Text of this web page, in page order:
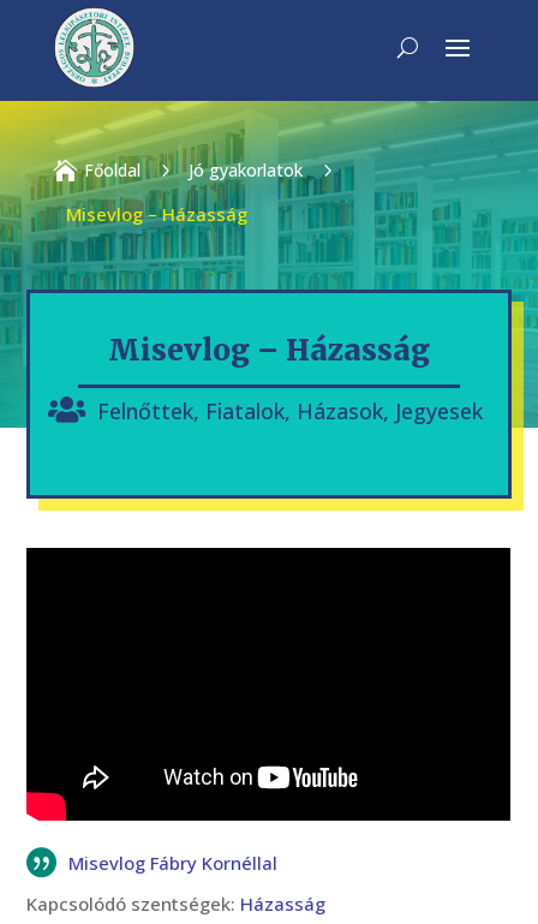
 Főoldal 5 Jó gyakorlatok 5
Misevlog – Házasság
Misevlog – Házasság
Felnőttek, Fiatalok, Házasok, Jegyesek
Misevlog Fábry Kornéllal
Kapcsolódó szentségek: Házasság